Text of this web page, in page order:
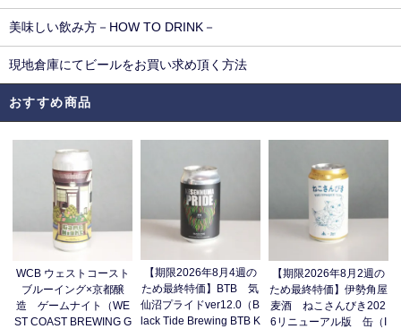
美味しい飲み方－HOW TO DRINK－
現地倉庫にてビールをお買い求め頂く方法
おすすめ商品
WCB ウェストコースト
ブルーイング×京都醸
造 ゲームナイト（WE
ST COAST BREWING G
【期限2026年8月4週の
ため最終特価】BTB 気
仙沼プライドver12.0（B
lack Tide Brewing BTB K
【期限2026年8月2週の
ため最終特価】伊勢角屋
麦酒 ねこさんびき202
6リニューアル版 缶（I